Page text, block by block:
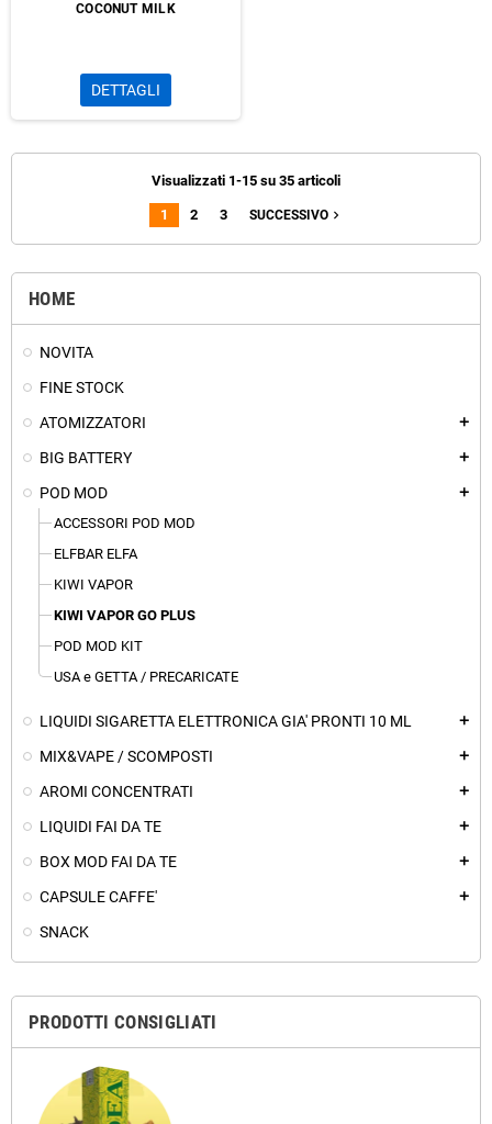
HOME
NOVITA
FINE STOCK
ATOMIZZATORI
add
BIG BATTERY add
POD MOD add
ACCESSORI POD MOD
ELFBAR ELFA
KIWI VAPOR
KIWI VAPOR GO PLUS
POD MOD KIT
USA e GETTA / PRECARICATE
LIQUIDI SIGARETTA ELETTRONICA GIA' PRONTI 10 ML add
MIX&VAPE / SCOMPOSTI add
AROMI CONCENTRATI add
LIQUIDI FAI DA TE add
BOX MOD FAI DA TE add
CAPSULE CAFFE' add
SNACK
PRODOTTI CONSIGLIATI
COCONUT MILK
DETTAGLI
Visualizzati 1-15 su 35 articoli
1 2 3 SUCCESSIVOnavigate_next